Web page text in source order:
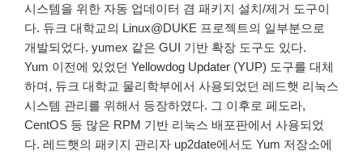
시스템을 위한 자동 업데이터 겸 패키지 설치/제거 도구이
다. 듀크 대학교의 Linux@DUKE 프로젝트의 일부분으로
개발되었다. yumex 같은 GUI 기반 확장 도구도 있다.
Yum 이전에 있었던 Yellowdog Updater (YUP) 도구를 대체
하며, 듀크 대학교 물리학부에서 사용되었던 레드햇 리눅스
시스템 관리를 위해서 등장하였다. 그 이후로 페도라,
CentOS 등 많은 RPM 기반 리눅스 배포판에서 사용되었
다. 레드햇의 패키지 관리자 up2date에서도 Yum 저장소에